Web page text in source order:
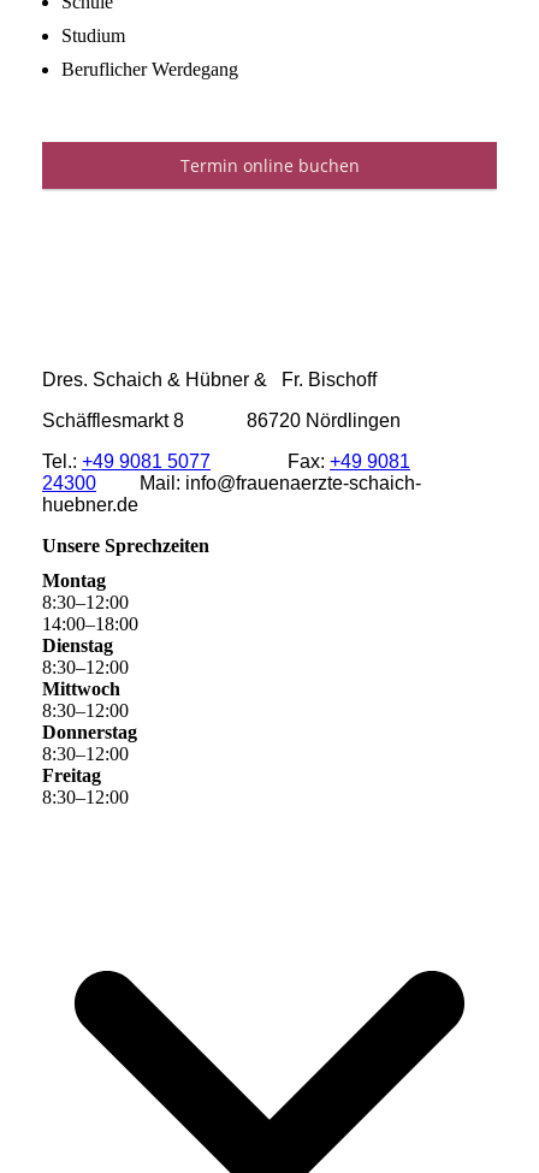
Studium
Beruflicher Werdegang
Dres. Schaich & Hübner & Fr. Bischoff
Schäfflesmarkt 8 86720 Nördlingen
Tel.: +49 9081 5077 Fax: +49 9081
24300 Mail: info@frauenaerzte-schaich-
huebner.de
Unsere Sprechzeiten
Montag
8:30–12:00
14:00–18:00
Dienstag
8:30–12:00
Mittwoch
8:30–12:00
Donnerstag
8:30–12:00
Freitag
8:30–12:00